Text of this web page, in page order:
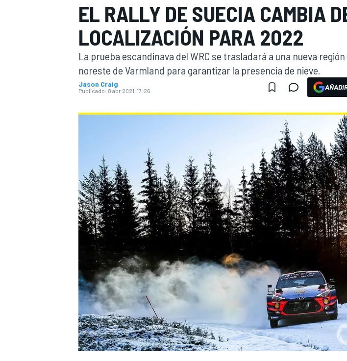
WEC FÓRMULA E
EL RALLY DE SUECIA CAMBIA
LOCALIZACIÓN PARA 2022
La prueba escandinava del WRC se trasladará a una nueva
noreste de Varmland para garantizar la presencia de nieve.
Jason Craig
Publicado: 8 abr 2021, 17:26